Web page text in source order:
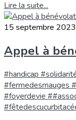
Lire la suite...
15 septembre 2023
Appel à
#handicap
#fermedesmauges
#foyerdevie